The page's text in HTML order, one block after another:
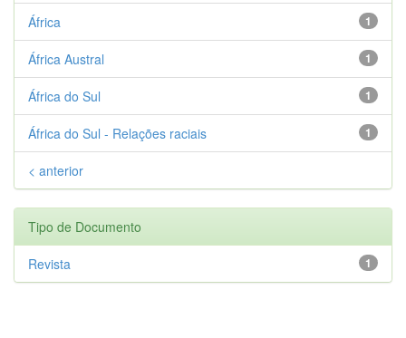
1
África
1
África Austral
1
África do Sul
1
África do Sul - Relações raciais
< anterior
Tipo de Documento
1
Revista